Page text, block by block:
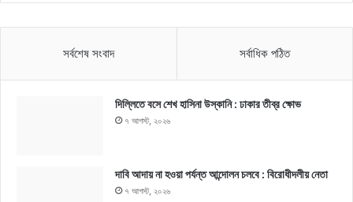
সর্বশেষ সংবাদ সর্বাধিক পঠিত
দিল্লিতে বসে শেখ হাসিনা উস্কানি : ঢাকার তীব্র ক্ষোভ
৭ আগস্ট, ২০২৬
দাবি আদায় না হওয়া পর্যন্ত আন্দোলন চলবে : বিরোধীদলীয় নেতা
৭ আগস্ট, ২০২৬